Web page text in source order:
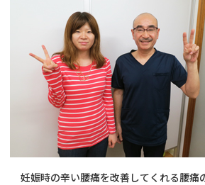
妊娠時の辛い腰痛を改善してくれる腰痛